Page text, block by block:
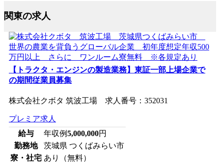
関東の求人
【トラクタ・エンジンの製造業務】東証一部上場企業で
の期間従業員募集
株式会社クボタ 筑波工場 求人番号：352031
プレミア求人
給与
年収例5,000,000円
勤務地
茨城県 つくばみらい市
寮・社宅 あり（無料）